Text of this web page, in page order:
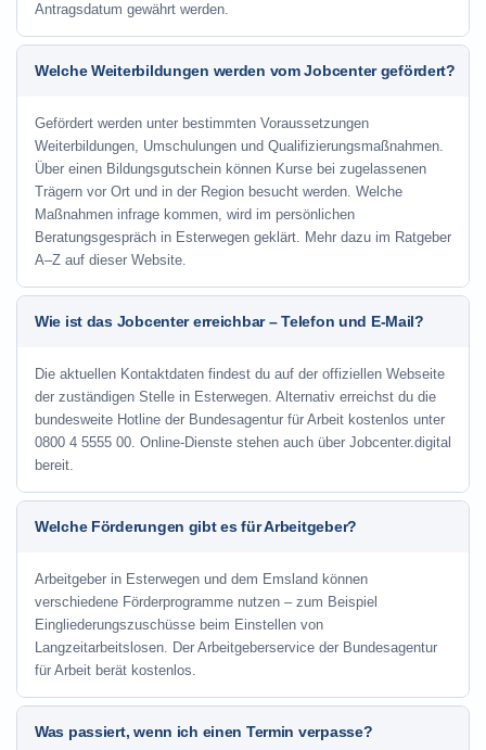
Antragsdatum gewährt werden.
Welche Weiterbildungen werden vom Jobcenter gefördert?
Gefördert werden unter bestimmten Voraussetzungen
Weiterbildungen, Umschulungen und Qualifizierungsmaßnahmen.
Über einen Bildungsgutschein können Kurse bei zugelassenen
Trägern vor Ort und in der Region besucht werden. Welche
Maßnahmen infrage kommen, wird im persönlichen
Beratungsgespräch in Esterwegen geklärt. Mehr dazu im Ratgeber
A–Z auf dieser Website.
Wie ist das Jobcenter erreichbar – Telefon und E-Mail?
Die aktuellen Kontaktdaten findest du auf der offiziellen Webseite
der zuständigen Stelle in Esterwegen. Alternativ erreichst du die
bundesweite Hotline der Bundesagentur für Arbeit kostenlos unter
0800 4 5555 00. Online-Dienste stehen auch über Jobcenter.digital
bereit.
Welche Förderungen gibt es für Arbeitgeber?
Arbeitgeber in Esterwegen und dem Emsland können
verschiedene Förderprogramme nutzen – zum Beispiel
Eingliederungszuschüsse beim Einstellen von
Langzeitarbeitslosen. Der Arbeitgeberservice der Bundesagentur
für Arbeit berät kostenlos.
Was passiert, wenn ich einen Termin verpasse?